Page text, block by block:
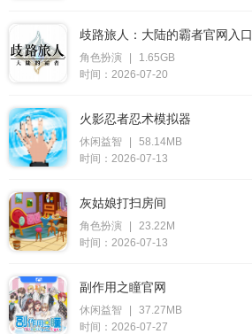
歧路旅人：大陆的霸者官网入口
角色扮演
1.65GB
时间：2026-07-20
火影忍者忍术模拟器
休闲益智
58.14MB
时间：2026-07-13
灰姑娘打扫房间
角色扮演
23.22M
时间：2026-07-13
副作用之瞳官网
休闲益智
37.27MB
时间：2026-07-27